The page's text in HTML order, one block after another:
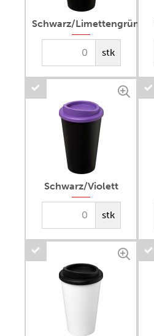
Schwarz/Limettengrün
stk
Schwarz/Violett
stk